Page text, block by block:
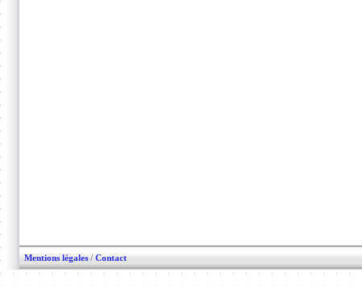
Mentions légales / Contact